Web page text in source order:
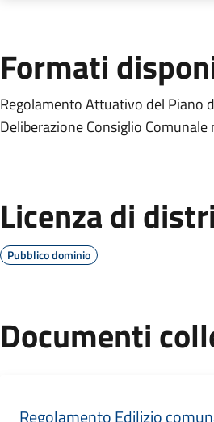
Formati
Regolamento Attuativo del Piano
Deliberazione Consiglio
Licenza di
Pubblico dominio
Documenti
Regolamento Edilizio